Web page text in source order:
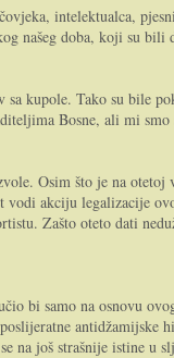
intelektualca,
našeg doba, koji su
kupole. Tako su bile
Bosne, ali mi smo
Osim što je na
akciju legalizacije
Zašto oteto dati
bi samo na osnovu
antidžamijske
na još strašnije istine u